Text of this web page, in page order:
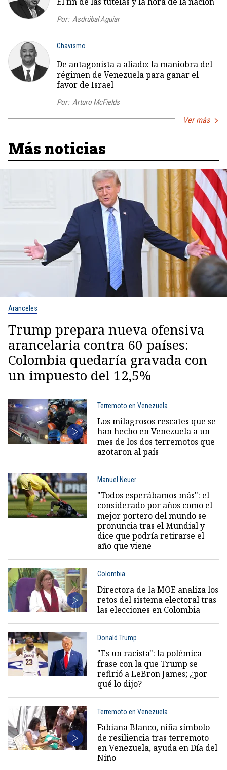
Por: Asdrúbal Aguiar
Chavismo
De antagonista a aliado: la maniobra del
régimen de Venezuela para ganar el
favor de Israel
Por: Arturo McFields
Ver más
Más noticias
Aranceles
Trump prepara nueva ofensiva
arancelaria contra 60 países:
Colombia quedaría gravada con
un impuesto del 12,5%
Terremoto en Venezuela
Los milagrosos rescates que se
han hecho en Venezuela a un
mes de los dos terremotos que
azotaron al país
Manuel Neuer
"Todos esperábamos más": el
considerado por años como el
mejor portero del mundo se
pronuncia tras el Mundial y
dice que podría retirarse el
año que viene
Colombia
Directora de la MOE analiza los
retos del sistema electoral tras
las elecciones en Colombia
Donald Trump
"Es un racista": la polémica
frase con la que Trump se
refirió a LeBron James; ¿por
qué lo dijo?
Terremoto en Venezuela
Fabiana Blanco, niña símbolo
de resiliencia tras terremoto
en Venezuela, ayuda en Día del
Niño